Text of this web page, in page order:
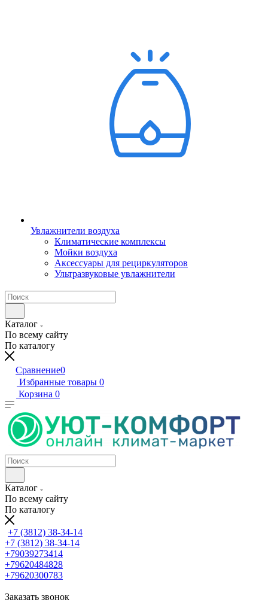
Увлажнители воздуха
Климатические комплексы
Мойки воздуха
Аксессуары для рециркуляторов
Ультразвуковые увлажнители
Каталог
По всему сайту
По каталогу
Сравнение0
Избранные товары 0
Корзина 0
Каталог
По всему сайту
По каталогу
+7 (3812) 38-34-14
+7 (3812) 38-34-14
+79039273414
+79620484828
+79620300783
Заказать звонок